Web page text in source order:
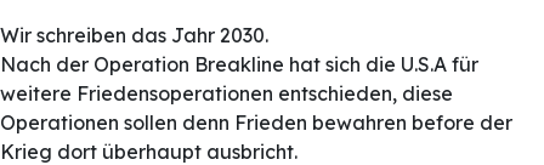
Wir schreiben das Jahr 2030.
Nach der Operation Breakline hat sich die U.S.A für
weitere Friedensoperationen entschieden, diese
Operationen sollen denn Frieden bewahren before der
Krieg dort überhaupt ausbricht.